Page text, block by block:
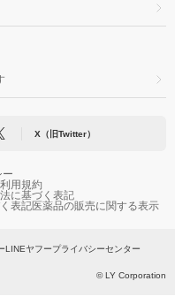
X（旧Twitter）
ー
用規約
に基づく表記
表記医薬品の販売に関する表示
LINEヤフープライバシーセンター
© LY Corporation